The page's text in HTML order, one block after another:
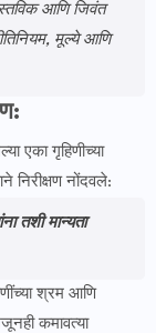
आणि जिवंत
मूल्ये आणि
एका गृहिणीच्या
निरीक्षण नोंदवले:
तशी मान्यता
श्रम आणि
कमावत्या